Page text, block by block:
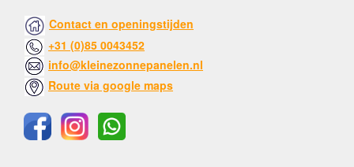
Contact en openingstijden
+31 (0)85 0043452
info@kleinezonnepanelen.nl
Route via google maps